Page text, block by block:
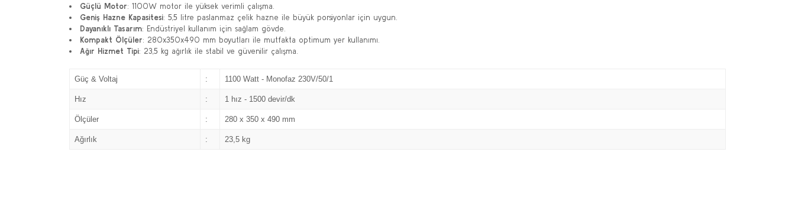
Güçlü Motor: 1100W motor ile yüksek verimli çalışma.
Geniş Hazne Kapasitesi: 5,5 litre paslanmaz çelik hazne ile büyük porsiyonlar için uygun.
Dayanıklı Tasarım: Endüstriyel kullanım için sağlam gövde.
Kompakt Ölçüler: 280x350x490 mm boyutları ile mutfakta optimum yer kullanımı.
Ağır Hizmet Tipi: 23,5 kg ağırlık ile stabil ve güvenilir çalışma.
Güç & Voltaj : 1100 Watt - Monofaz 230V/50/1
Hız : 1 hız - 1500 devir/dk
Ölçüler : 280 x 350 x 490 mm
Ağırlık : 23,5 kg